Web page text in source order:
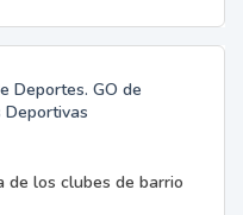
Deportes. GO de
Deportivas
de los clubes de barrio